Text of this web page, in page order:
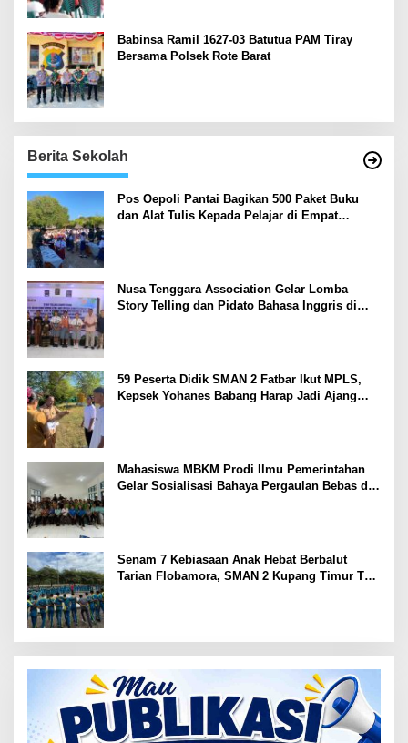
Babinsa Ramil 1627-03 Batutua PAM Tiray
Bersama Polsek Rote Barat
Berita Sekolah
Pos Oepoli Pantai Bagikan 500 Paket Buku
dan Alat Tulis Kepada Pelajar di Empat
Nusa Tenggara Association Gelar Lomba
Story Telling dan Pidato Bahasa Inggris di
59 Peserta Didik SMAN 2 Fatbar Ikut MPLS,
Kepsek Yohanes Babang Harap Jadi Ajang
Mahasiswa MBKM Prodi Ilmu Pemerintahan
Gelar Sosialisasi Bahaya Pergaulan Bebas di
Senam 7 Kebiasaan Anak Hebat Berbalut
Tarian Flobamora, SMAN 2 Kupang Timur Tuai